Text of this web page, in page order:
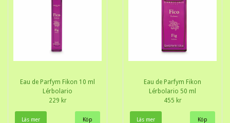
Eau de Parfym Fikon 10 ml
Lérbolario
229 kr
Läs mer
Eau de Parfym Fikon
Lérbolario 50 ml
455 kr
Läs mer